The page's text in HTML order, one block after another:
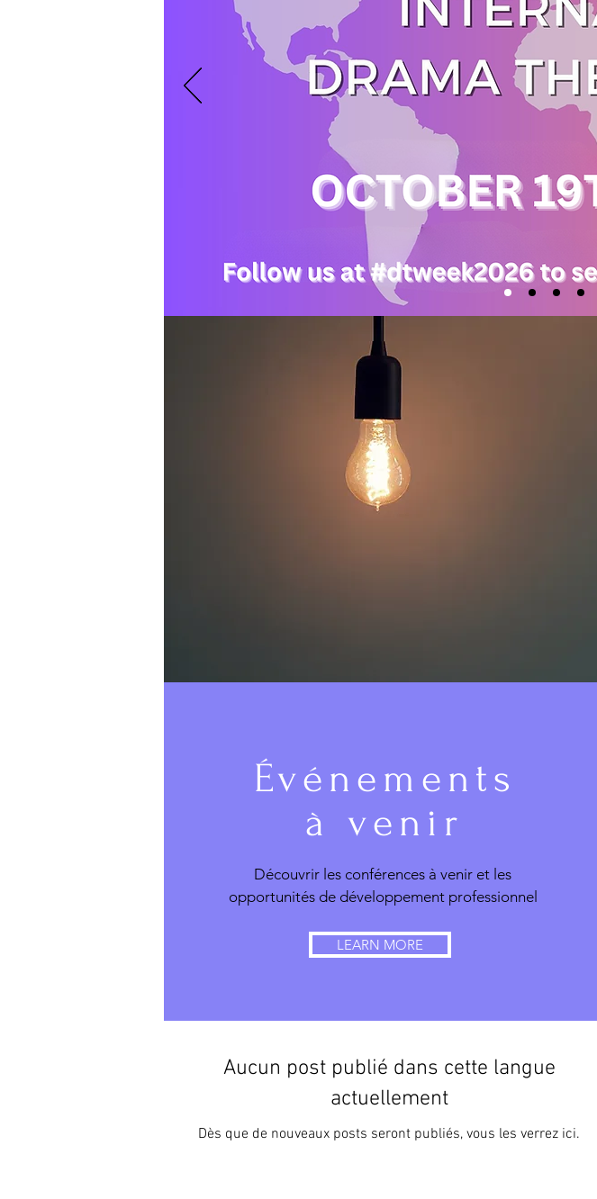
Événements
à venir
Découvrir les conférences à venir et les
opportunités de développement professionnel
LEARN MORE
Aucun post publié dans cette langue
actuellement
Dès que de nouveaux posts seront publiés, vous les verrez ici.